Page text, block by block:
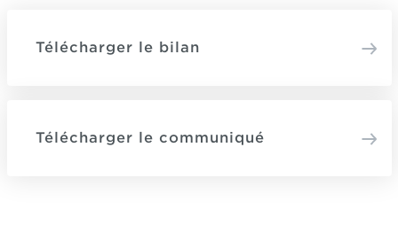
Télécharger le bilan
Télécharger le communiqué